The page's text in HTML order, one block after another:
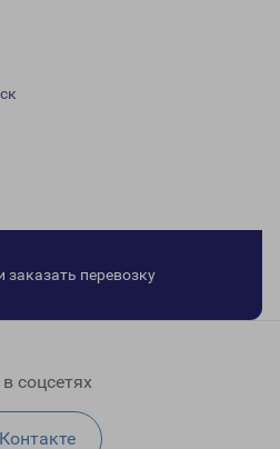
заказать перевозку
соцсетях